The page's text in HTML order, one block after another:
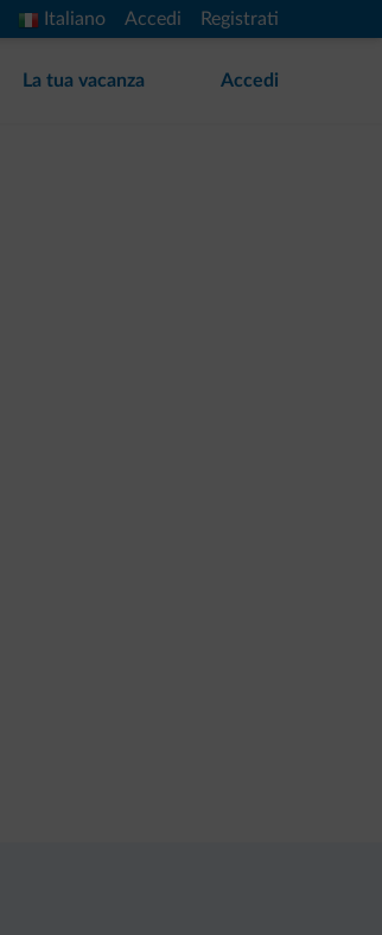
Italiano Accedi Registrati
La tua vacanza Accedi